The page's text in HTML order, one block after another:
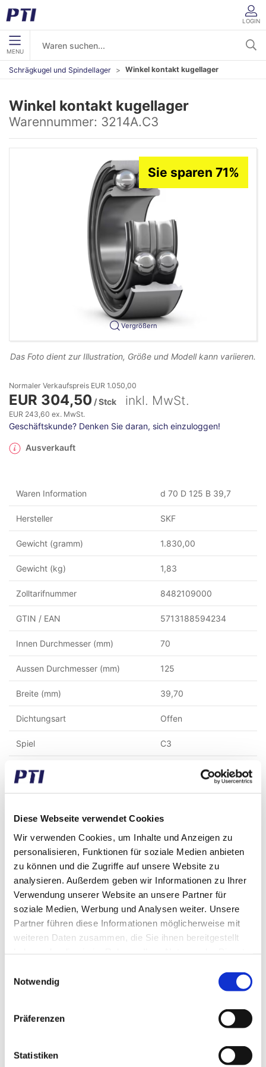
Diese Webseite verwendet Cookies
Wir verwenden Cookies, um Inhalte und Anzeigen zu
personalisieren, Funktionen für soziale Medien anbieten
zu können und die Zugriffe auf unsere Website zu
analysieren. Außerdem geben wir Informationen zu Ihrer
Verwendung unserer Website an unsere Partner für
soziale Medien, Werbung und Analysen weiter. Unsere
Partner führen diese Informationen möglicherweise mit
weiteren Daten zusammen, die Sie ihnen bereitgestellt
Notwendig
Präferenzen
Statistiken
LOGIN
MENU
Schrägkugel und Spindellager Winkel kontakt kugellager
Winkel kontakt kugellager
Warennummer: 3214A.C3
Vergrößern
Sie sparen 71%
Das Foto dient zur Illustration, Größe und Modell kann variieren.
Normaler Verkaufspreis EUR 1.050,00
EUR 304,50 / Stck inkl. MwSt.
EUR 243,60 ex. MwSt.
Geschäftskunde? Denken Sie daran, sich einzuloggen!
Ausverkauft
Waren Information d 70 D 125 B 39,7
Hersteller SKF
Gewicht (gramm) 1.830,00
Gewicht (kg) 1,83
Zolltarifnummer 8482109000
GTIN / EAN 5713188594234
Innen Durchmesser (mm) 70
Aussen Durchmesser (mm) 125
Breite (mm) 39,70
Dichtungsart Offen
Spiel C3
Käfig
Zusammen mit diesem Produkt gekauft
Sie sparen 48%
612,64
EUR 254,86 ex. MwSt.
Externes Lager, 3-5 Tage